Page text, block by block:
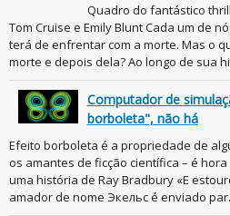
Quadro do fantástico
Tom Cruise e Emily Blunt Cada um de
terá de enfrentar com a morte. Mas o
morte e depois dela? Ao longo de sua
Computador de
borboleta", não há
Efeito borboleta é a propriedade de
os amantes de ficção científica – é
uma história de Ray Bradbury «E
amador de nome Экельс é enviado